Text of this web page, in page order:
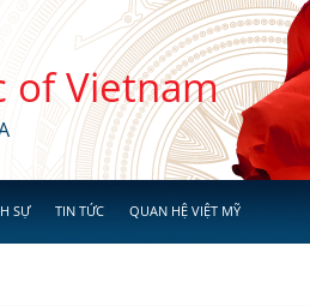
of Vietnam
SỰ TIN TỨC QUAN HỆ VIỆT MỸ